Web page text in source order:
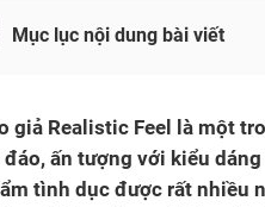
Mục lục nội dung bài viết
giả Realistic Feel là một
đáo, ấn tượng với kiểu
tình dục được rất nhiều